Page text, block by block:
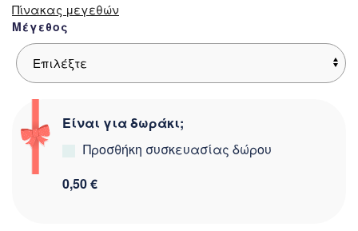
Πίνακας μεγεθών
Μέγεθος
Είναι για δωράκι;
Προσθήκη συσκευασίας δώρου
0,50 €